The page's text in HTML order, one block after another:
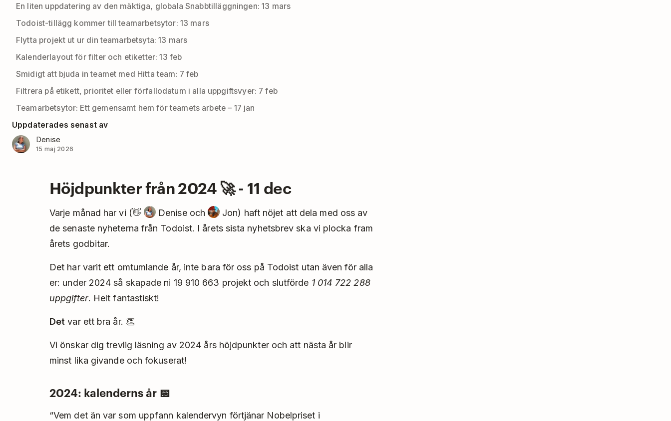
En liten uppdatering av den mäktiga, globala Snabbtilläggningen: 13 mars
Todoist-tillägg kommer till teamarbetsytor: 13 mars
Flytta projekt ut ur din teamarbetsyta: 13 mars
Kalenderlayout för filter och etiketter: 13 feb
Smidigt att bjuda in teamet med Hitta team: 7 feb
Filtrera på etikett, prioritet eller förfallodatum i alla uppgiftsvyer: 7 feb
Teamarbetsytor: Ett gemensamt hem för teamets arbete – 17 jan
Uppdaterades senast av
Denise
15 maj 2026
Höjdpunkter från 2024 🚀 - 11 dec
Varje månad har vi (👋 Denise och
Jon) haft nöjet att dela med oss av
de senaste nyheterna från Todoist. I årets sista nyhetsbrev ska vi plocka fram
årets godbitar.
Det har varit ett omtumlande år, inte bara för oss på Todoist utan även för alla
er: under 2024 så skapade ni 19 910 663 projekt och slutförde 1 014 722 288
uppgifter. Helt fantastiskt!
Det var ett bra år. 👏
Vi önskar dig trevlig läsning av 2024 års höjdpunkter och att nästa år blir
minst lika givande och fokuserat!
2024: kalenderns år 📅
“Vem det än var som uppfann kalendervyn förtjänar Nobelpriset i